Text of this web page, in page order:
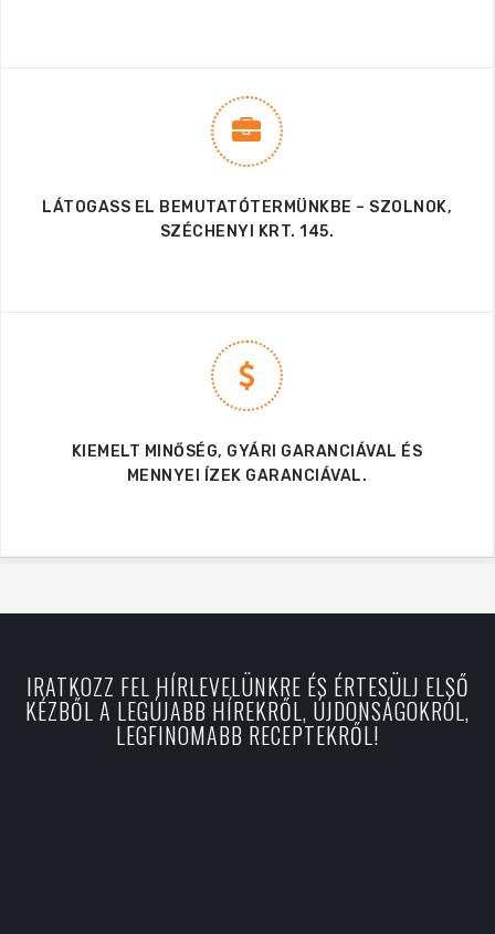
LÁTOGASS EL BEMUTATÓTERMÜNKBE – SZOLNOK,
SZÉCHENYI KRT. 145.
KIEMELT MINŐSÉG, GYÁRI GARANCIÁVAL ÉS
MENNYEI ÍZEK GARANCIÁVAL.
IRATKOZZ FEL HÍRLEVELÜNKRE ÉS ÉRTESÜLJ ELSŐ
KÉZBŐL A LEGÚJABB HÍREKRŐL, ÚJDONSÁGOKRÓL,
LEGFINOMABB RECEPTEKRŐL!